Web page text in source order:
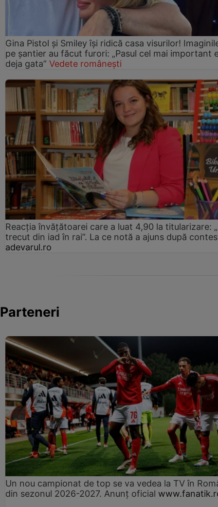
Gina Pistol și Smiley își ridică casa visurilor!
pe șantier au făcut furori: „Pasul cel mai important
deja gata” Vedete românești
Reacția învățătoarei care a luat 4,90 la titularizare:
trecut din iad în rai”. La ce notă a ajuns după
adevarul.ro
Parteneri
Un nou campionat de top se va vedea la TV în
din sezonul 2026-2027. Anunț oficial